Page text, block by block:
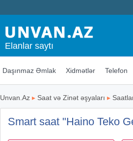
Elanlar saytı
Daşınmaz Əmlak Xidmətlər Telefon
Unvan.Az ▸ Saat və Zinət əşyaları ▸
Smart saat "Haino Teko